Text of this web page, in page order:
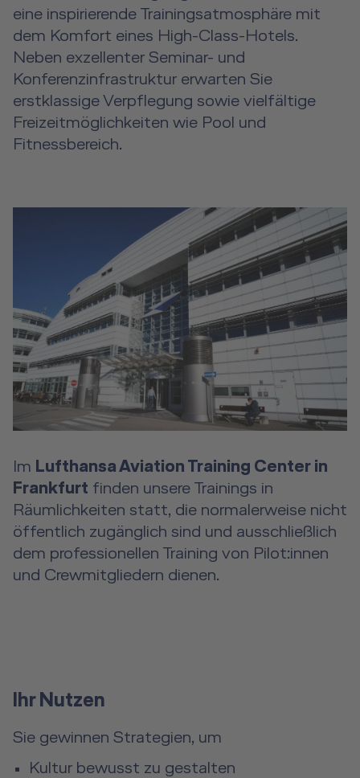
eine inspirierende Trainingsatmosphäre mit
dem Komfort eines High-Class-Hotels.
Neben exzellenter Seminar- und
Konferenzinfrastruktur erwarten Sie
erstklassige Verpflegung sowie vielfältige
Freizeitmöglichkeiten wie Pool und
Fitnessbereich.
Im Lufthansa Aviation Training Center in
Frankfurt finden unsere Trainings in
Räumlichkeiten statt, die normalerweise nicht
öffentlich zugänglich sind und ausschließlich
dem professionellen Training von Pilot:innen
und Crewmitgliedern dienen.
Ihr Nutzen
Sie gewinnen Strategien, um
Kultur bewusst zu gestalten